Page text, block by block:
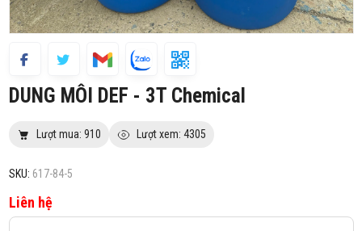
DUNG MÔI DEF - 3T Chemical
Lượt mua: 910 Lượt xem: 4305
SKU: 617-84-5
Liên hệ